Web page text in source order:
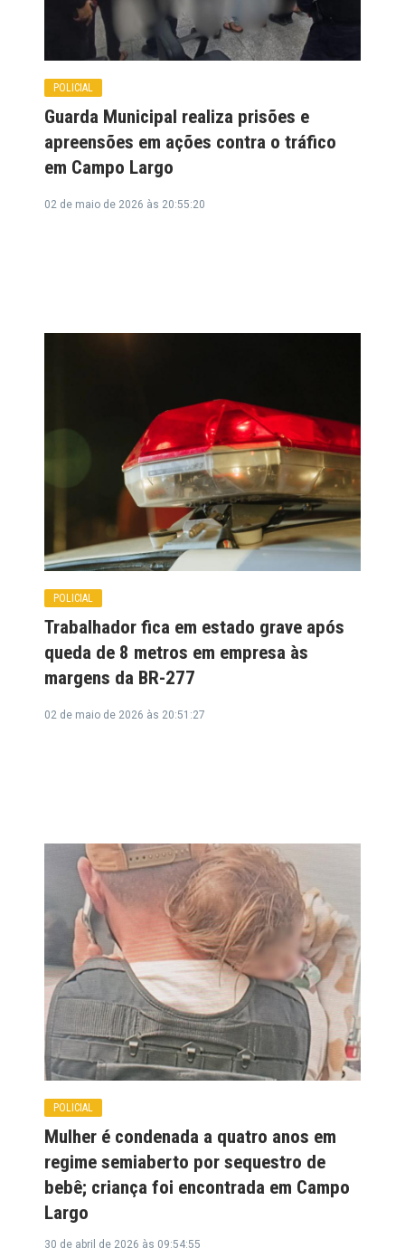
POLICIAL
Guarda Municipal realiza prisões e
apreensões em ações contra o tráfico
em Campo Largo
02 de maio de 2026 às 20:55:20
POLICIAL
Trabalhador fica em estado grave após
queda de 8 metros em empresa às
margens da BR-277
02 de maio de 2026 às 20:51:27
POLICIAL
Mulher é condenada a quatro anos em
regime semiaberto por sequestro de
bebê; criança foi encontrada em Campo
Largo
30 de abril de 2026 às 09:54:55